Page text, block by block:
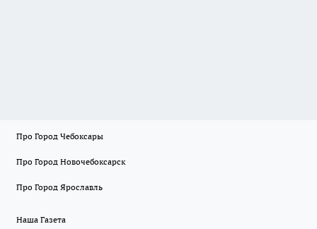
Про Город Чебоксары
Про Город Новочебоксарск
Про Город Ярославль
Наша Газета